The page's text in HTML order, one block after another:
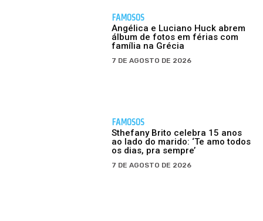
FAMOSOS
Angélica e Luciano Huck abrem
álbum de fotos em férias com
família na Grécia
7 DE AGOSTO DE 2026
FAMOSOS
Sthefany Brito celebra 15 anos
ao lado do marido: ‘Te amo todos
os dias, pra sempre’
7 DE AGOSTO DE 2026